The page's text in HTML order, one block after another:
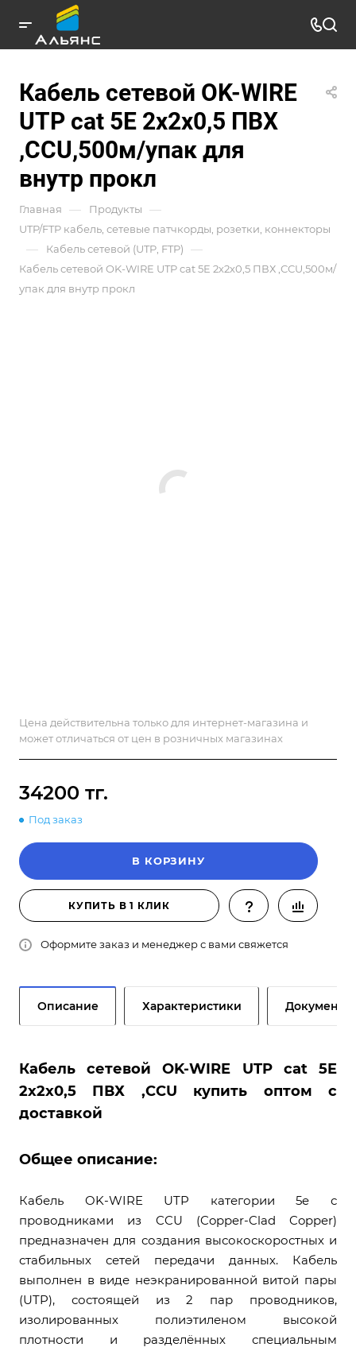
Кабель сетевой OK-WIRE
UTP cat 5E 2х2х0,5 ПВХ
,ССU,500м/упак для
внутр прокл
Главная — Продукты —
UTP/FTP кабель, сетевые патчкорды, розетки, коннекторы
— Кабель сетевой (UTP, FTP) —
Кабель сетевой OK-WIRE UTP cat 5E 2х2х0,5 ПВХ ,ССU,500м/
упак для внутр прокл
Цена действительна только для интернет-магазина и
может отличаться от цен в розничных магазинах
34200 тг.
Под заказ
В КОРЗИНУ
КУПИТЬ В 1 КЛИК
Оформите заказ и менеджер с вами свяжется
Описание Характеристики Документы
Кабель сетевой OK-WIRE UTP cat 5E
2х2х0,5 ПВХ ,ССU купить оптом с
доставкой
Общее описание:
Кабель OK-WIRE UTP категории 5e с
проводниками из CCU (Copper-Clad Copper)
предназначен для создания высокоскоростных и
стабильных сетей передачи данных. Кабель
выполнен в виде неэкранированной витой пары
(UTP), состоящей из 2 пар проводников,
изолированных полиэтиленом высокой
плотности и разделённых специальным